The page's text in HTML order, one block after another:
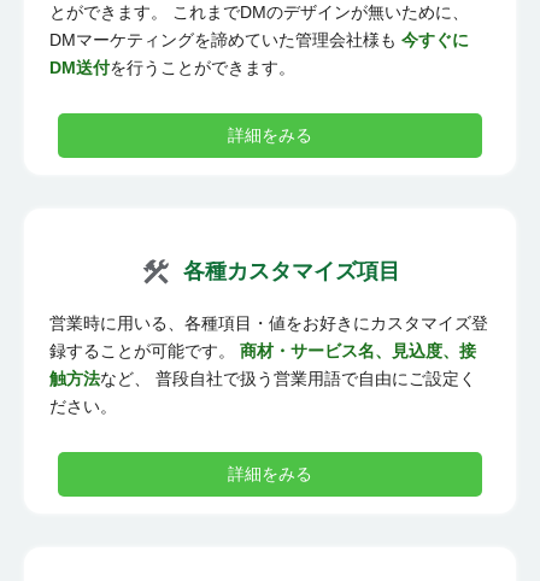
とができます。 これまでDMのデザインが無いために、
DMマーケティングを諦めていた管理会社様も 今すぐに
DM送付を行うことができます。
詳細をみる
各種カスタマイズ項目
営業時に用いる、各種項目・値をお好きにカスタマイズ登
録することが可能です。 商材・サービス名、見込度、接
触方法など、 普段自社で扱う営業用語で自由にご設定く
ださい。
詳細をみる